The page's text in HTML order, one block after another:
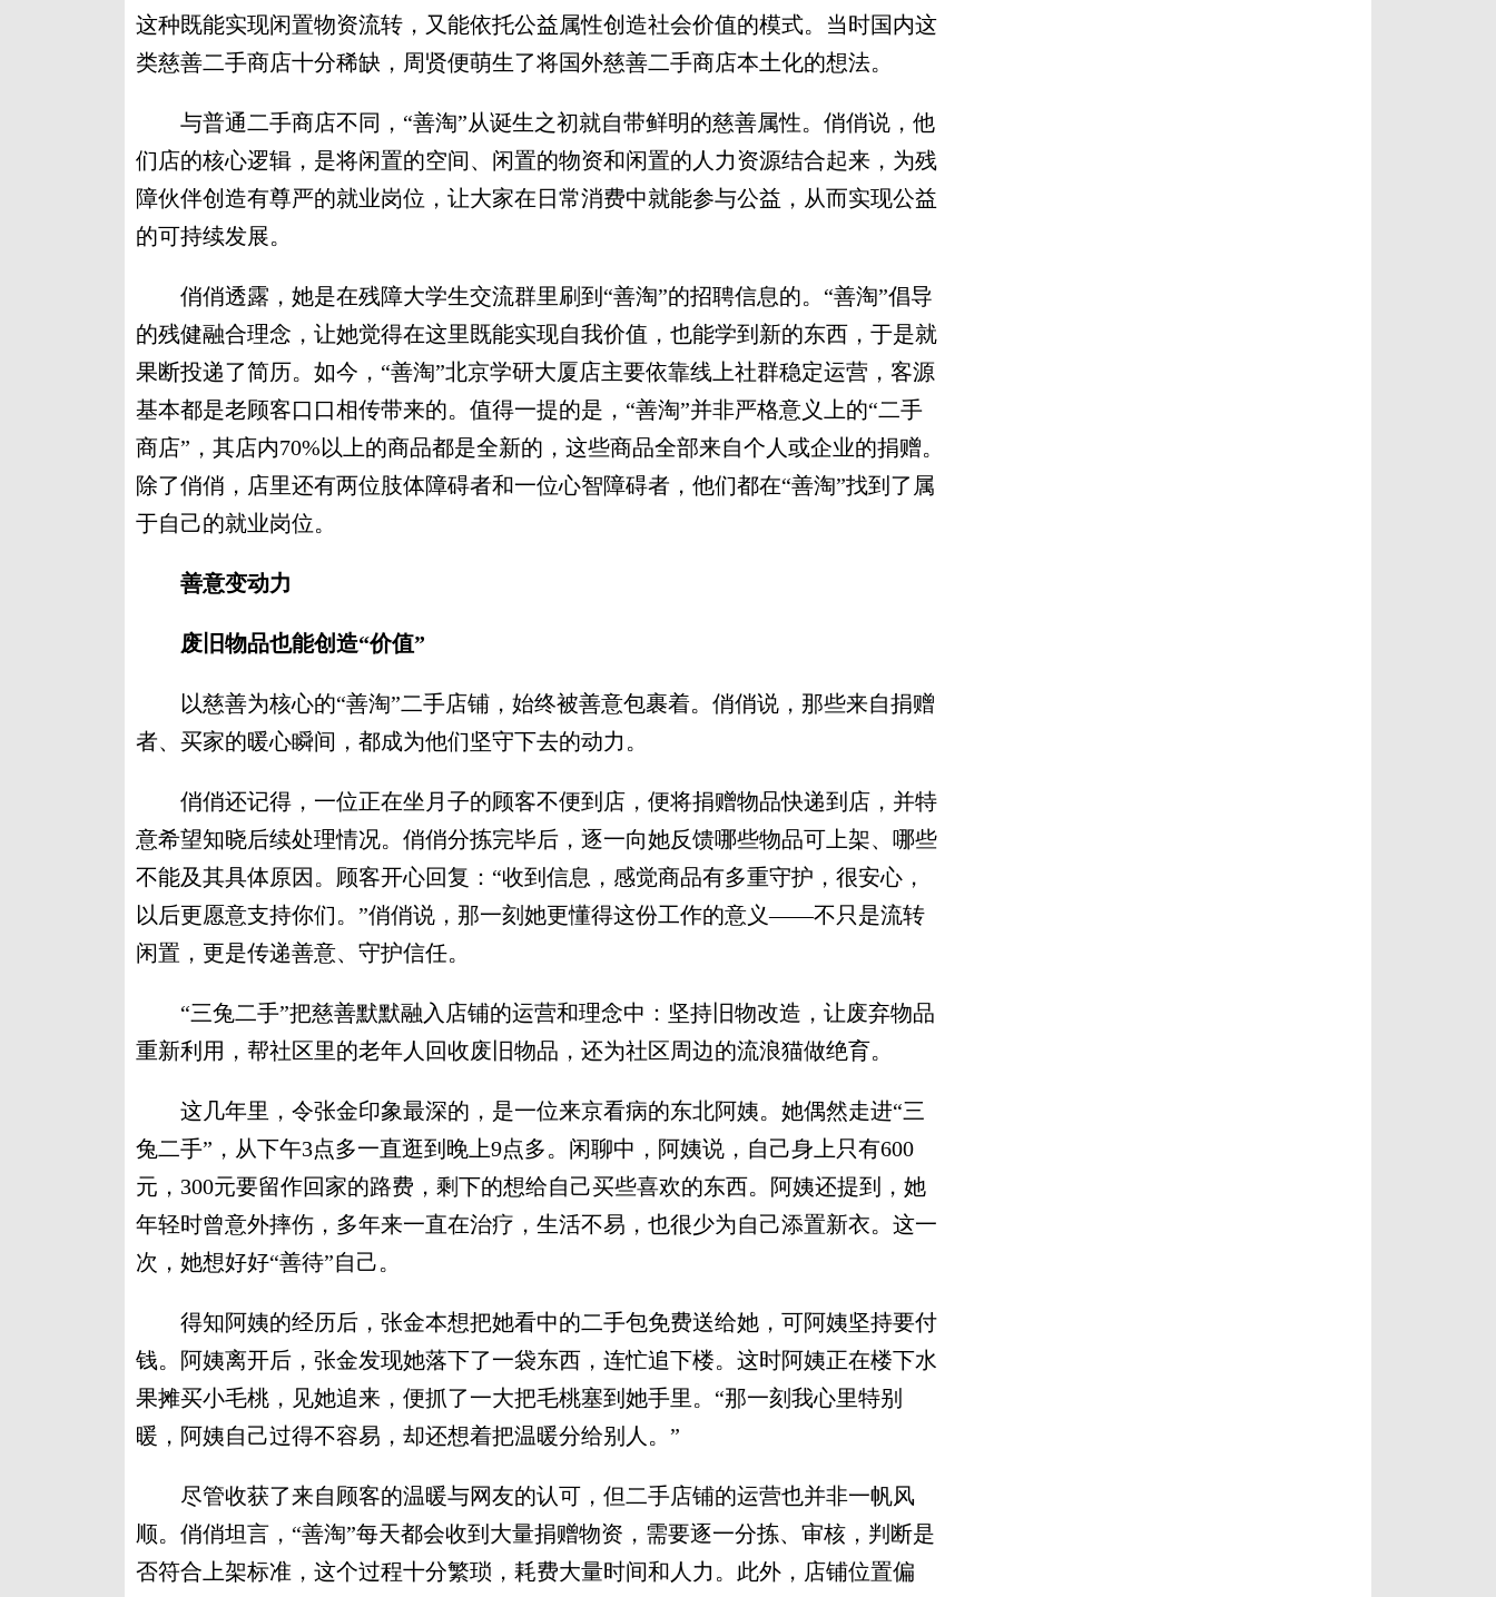
这种既能实现闲置物资流转，又能依托公益属性创造社会价值的模式。当时国内这
类慈善二手商店十分稀缺，周贤便萌生了将国外慈善二手商店本土化的想法。
与普通二手商店不同，“善淘”从诞生之初就自带鲜明的慈善属性。俏俏说，他
们店的核心逻辑，是将闲置的空间、闲置的物资和闲置的人力资源结合起来，为残
障伙伴创造有尊严的就业岗位，让大家在日常消费中就能参与公益，从而实现公益
的可持续发展。
俏俏透露，她是在残障大学生交流群里刷到“善淘”的招聘信息的。“善淘”倡导
的残健融合理念，让她觉得在这里既能实现自我价值，也能学到新的东西，于是就
果断投递了简历。如今，“善淘”北京学研大厦店主要依靠线上社群稳定运营，客源
基本都是老顾客口口相传带来的。值得一提的是，“善淘”并非严格意义上的“二手
商店”，其店内70%以上的商品都是全新的，这些商品全部来自个人或企业的捐赠。
除了俏俏，店里还有两位肢体障碍者和一位心智障碍者，他们都在“善淘”找到了属
于自己的就业岗位。
善意变动力
废旧物品也能创造“价值”
以慈善为核心的“善淘”二手店铺，始终被善意包裹着。俏俏说，那些来自捐赠
者、买家的暖心瞬间，都成为他们坚守下去的动力。
俏俏还记得，一位正在坐月子的顾客不便到店，便将捐赠物品快递到店，并特
意希望知晓后续处理情况。俏俏分拣完毕后，逐一向她反馈哪些物品可上架、哪些
不能及其具体原因。顾客开心回复：“收到信息，感觉商品有多重守护，很安心，
以后更愿意支持你们。”俏俏说，那一刻她更懂得这份工作的意义——不只是流转
闲置，更是传递善意、守护信任。
“三兔二手”把慈善默默融入店铺的运营和理念中：坚持旧物改造，让废弃物品
重新利用，帮社区里的老年人回收废旧物品，还为社区周边的流浪猫做绝育。
这几年里，令张金印象最深的，是一位来京看病的东北阿姨。她偶然走进“三
兔二手”，从下午3点多一直逛到晚上9点多。闲聊中，阿姨说，自己身上只有600
元，300元要留作回家的路费，剩下的想给自己买些喜欢的东西。阿姨还提到，她
年轻时曾意外摔伤，多年来一直在治疗，生活不易，也很少为自己添置新衣。这一
次，她想好好“善待”自己。
得知阿姨的经历后，张金本想把她看中的二手包免费送给她，可阿姨坚持要付
钱。阿姨离开后，张金发现她落下了一袋东西，连忙追下楼。这时阿姨正在楼下水
果摊买小毛桃，见她追来，便抓了一大把毛桃塞到她手里。“那一刻我心里特别
暖，阿姨自己过得不容易，却还想着把温暖分给别人。”
尽管收获了来自顾客的温暖与网友的认可，但二手店铺的运营也并非一帆风
顺。俏俏坦言，“善淘”每天都会收到大量捐赠物资，需要逐一分拣、审核，判断是
否符合上架标准，这个过程十分繁琐，耗费大量时间和人力。此外，店铺位置偏